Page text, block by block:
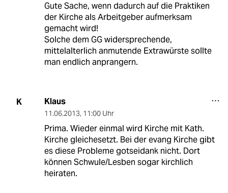
Gute Sache, wenn dadurch auf die Praktiken
der Kirche als Arbeitgeber aufmerksam
gemacht wird!
Solche dem GG widersprechende,
mittelalterlich anmutende Extrawürste sollte
man endlich anprangern.
K Klaus
11.06.2013, 11:00 Uhr
Prima. Wieder einmal wird Kirche mit Kath.
Kirche gleichesetzt. Bei der evang Kirche gibt
es diese Probleme gotseidank nicht. Dort
können Schwule/Lesben sogar kirchlich
heiraten.